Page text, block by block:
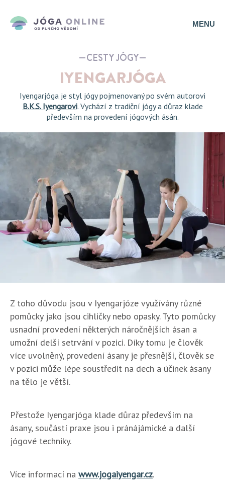
MENU
CESTY JÓGY
IYENGARJÓGA
Iyengarjóga je styl jógy pojmenovaný po svém autorovi
B.K.S. Iyengarovi. Vychází z tradiční jógy a důraz klade
především na provedení jógových ásán.
Z toho důvodu jsou v Iyengarjóze využívány různé
pomůcky jako jsou cihličky nebo opasky. Tyto pomůcky
usnadní provedení některých náročnějších ásan a
umožní delší setrvání v pozici. Díky tomu je člověk
více uvolněný, provedení ásany je přesnější, člověk se
v pozici může lépe soustředit na dech a účinek ásany
na tělo je větší.
Přestože Iyengarjóga klade důraz především na
ásany, součástí praxe jsou i pránájámické a další
jógové techniky.
Více informací na www.jogaiyengar.cz.